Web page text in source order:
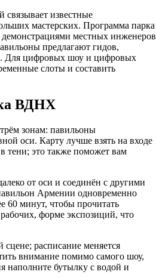
известные
мастерских. Программа парка
демонстрациями местных инженеров
предлагают гидов,
Для цифровых шоу и цифровых
слоты и составить
ВДНХ
зонам: павильоны
оси. Карту лучше взять на входе
тени; это также поможет вам
от оси и соединён с другими
Армении одновременно
60 минут, чтобы прочитать
форме экспозиций, что
расписание меняется
внимание помимо самого шоу,
наполните бутылку с водой и